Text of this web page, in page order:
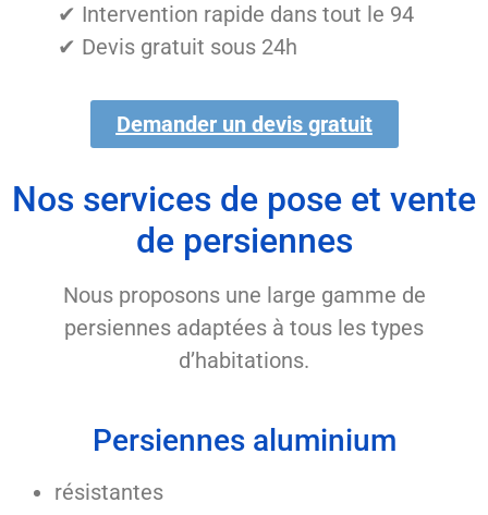
✔ Intervention rapide dans tout le 94
✔ Devis gratuit sous 24h
Demander un devis gratuit
Nos services de pose et vente
de persiennes
Nous proposons une large gamme de
persiennes adaptées à tous les types
d’habitations.
Persiennes aluminium
résistantes